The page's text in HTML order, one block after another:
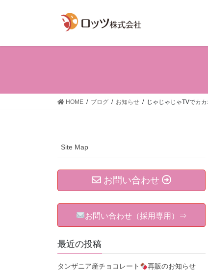
HOME ブログ お知らせ じゃじゃじゃTVでカ
Site Map
お問い合わせ
お問い合わせ（採用専用）⇒
最近の投稿
タンザニア産チョコレート 再販のお知らせ